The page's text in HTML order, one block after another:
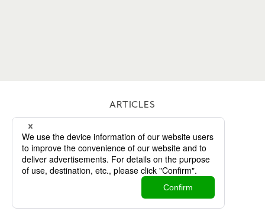
ARTICLES
WORKS
ABOUT
CONTACT